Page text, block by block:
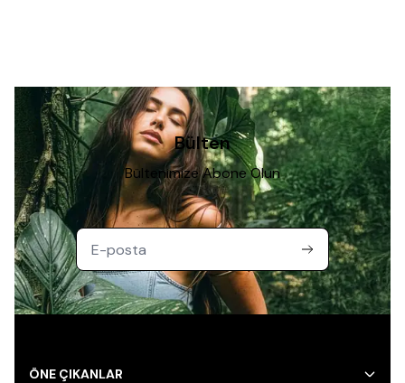
Bülten
Bültenimize Abone Olun
ÖNE ÇIKANLAR